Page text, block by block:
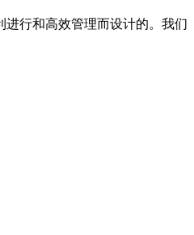
行和高效管理而设计的。我们